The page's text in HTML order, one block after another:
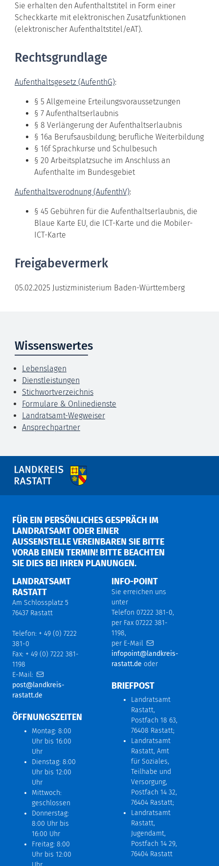
Sie erhalten den Aufenthaltstitel in Form einer
Scheckkarte mit elektronischen Zusatzfunktionen
(elektronischer Aufenthaltstitel/eAT).
Rechtsgrundlage
Aufenthaltsgesetz (AufenthG):
§ 5 Allgemeine Erteilungsvoraussetzungen
§ 7 Aufenthaltserlaubnis
§ 8 Verlängerung der Aufenthaltserlaubnis
§ 16a Berufsausbildung; berufliche Weiterbildung
§ 16f Sprachkurse und Schulbesuch
§ 20 Arbeitsplatzsuche im Anschluss an
Aufenthalte im Bundesgebiet
Aufenthaltsverodnung (AufenthV):
§ 45 Gebühren für die Aufenthaltserlaubnis, die
Blaue Karte EU, die ICT-Karte und die Mobiler-
ICT-Karte
Freigabevermerk
05.02.2025 Justizministerium Baden-Württemberg
Wissenswertes
Lebenslagen
Dienstleistungen
Stichwortverzeichnis
Formulare & Onlinedienste
Landratsamt-Wegweiser
Ansprechpartner
FÜR EIN PERSÖNLICHES GESPRÄCH IM
LANDRATSAMT ODER EINER
AUSSENSTELLE VEREINBAREN SIE BITTE V
ORAB EINEN TERMIN! BITTE BEACHTEN S
IE DIES BEI IHREN PLANUNGEN.
LANDRATSAMT
RASTATT
Am Schlossplatz 5
76437 Rastatt
Telefon: + 49 (0) 7222
381-0
Fax: + 49 (0) 7222 381-
1198
E-Mail:
post@landkreis-
rastatt.de
ÖFFNUNGSZEITEN
Montag: 8:00
Uhr bis 16:00
Uhr
Dienstag: 8:00
Uhr bis 12:00
Uhr
Mittwoch:
geschlossen
Donnerstag:
8:00 Uhr bis
16:00 Uhr
Freitag: 8:00
Uhr bis 12:00
INFO-POINT
Sie erreichen uns
unter
Telefon 07222 381-0,
per Fax 07222 381-
1198,
per E-Mail
infopoint@landkreis-
rastatt.de oder
BRIEFPOST
Landratsamt
Rastatt,
Postfach 18 63,
76408 Rastatt;
Landratsamt
Rastatt, Amt
für Soziales,
Teilhabe und
Versorgung,
Postfach 14 32,
76404 Rastatt;
Landratsamt
Rastatt,
Jugendamt,
Postfach 14 29,
76404 Rastatt